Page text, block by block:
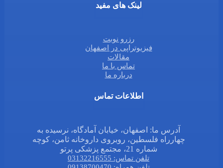
لینک های مفید
رزرو نوبت
فیزیوتراپی در اصفهان
مقالات
تماس با ما
درباره ما
اطلاعات تماس
آدرس ما: اصفهان، خیابان آمادگاه، نرسیده به
چهارراه فلسطین، روبروی داروخانه ثامن، کوچه
شماره 21، مجتمع پزشکی پرتو
تلفن تماس: 03132216555